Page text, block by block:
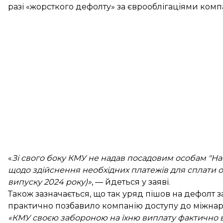
разі «жорсткого дефолту» за єврооблігаціями
«Зі свого боку КМУ не надав посадовим особам
щодо здійснення необхідних платежів для сплати
випуску 2024 року)», — йдеться у заяві.
Також зазначається, що так уряд пішов на дефолт
практично позбавило компанію доступу до
«КМУ своєю забороною на їхню виплату фактично